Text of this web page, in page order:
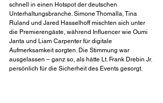
schnell in einen Hotspot der deutschen
Unterhaltungsbranche. Simone Thomalla, Tina
Ruland und Jared Hasselhoff mischten sich unter
die Premierengäste, während Influencer wie Oumi
Janta und Liam Carpenter für digitale
Aufmerksamkeit sorgten. Die Stimmung war
ausgelassen – ganz so, als hätte Lt. Frank Drebin Jr.
persönlich für die Sicherheit des Events gesorgt.